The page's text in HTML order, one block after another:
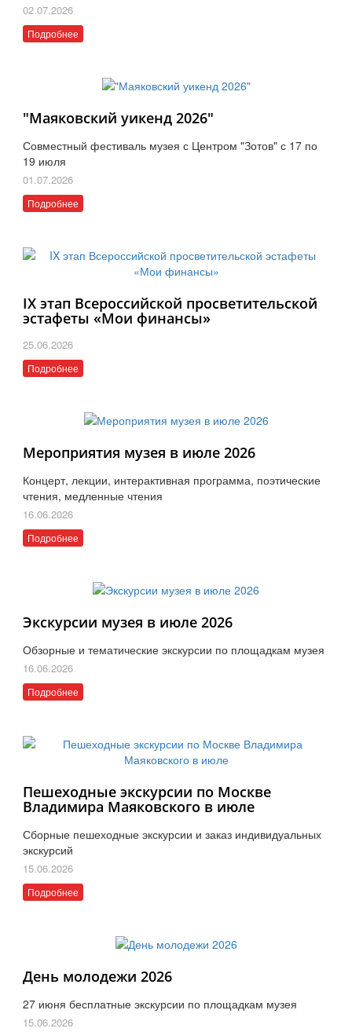
02.07.2026
Подробнее
"Маяковский уикенд 2026"
Совместный фестиваль музея с Центром "Зотов" с 17 по
19 июля
01.07.2026
Подробнее
IX этап Всероссийской просветительской
эстафеты «Мои финансы»
25.06.2026
Подробнее
Мероприятия музея в июле 2026
Концерт, лекции, интерактивная программа, поэтические
чтения, медленные чтения
16.06.2026
Подробнее
Экскурсии музея в июле 2026
Обзорные и тематические экскурсии по площадкам музея
16.06.2026
Подробнее
Пешеходные экскурсии по Москве
Владимира Маяковского в июле
Сборные пешеходные экскурсии и заказ индивидуальных
экскурсий
15.06.2026
Подробнее
День молодежи 2026
27 июня бесплатные экскурсии по площадкам музея
15.06.2026